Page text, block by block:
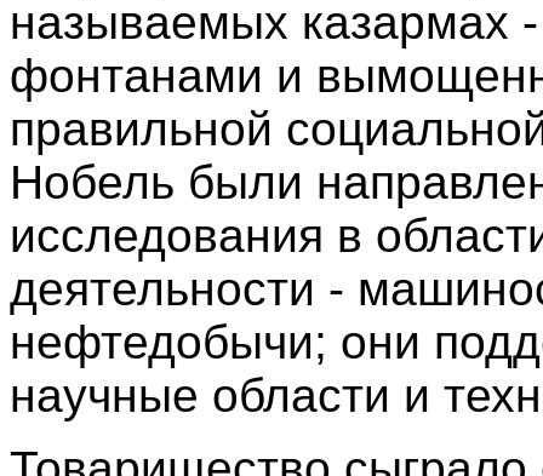
называемых казармах
фонтанами и
правильной
Нобель были
исследования в
деятельности -
нефтедобычи; они
научные области и